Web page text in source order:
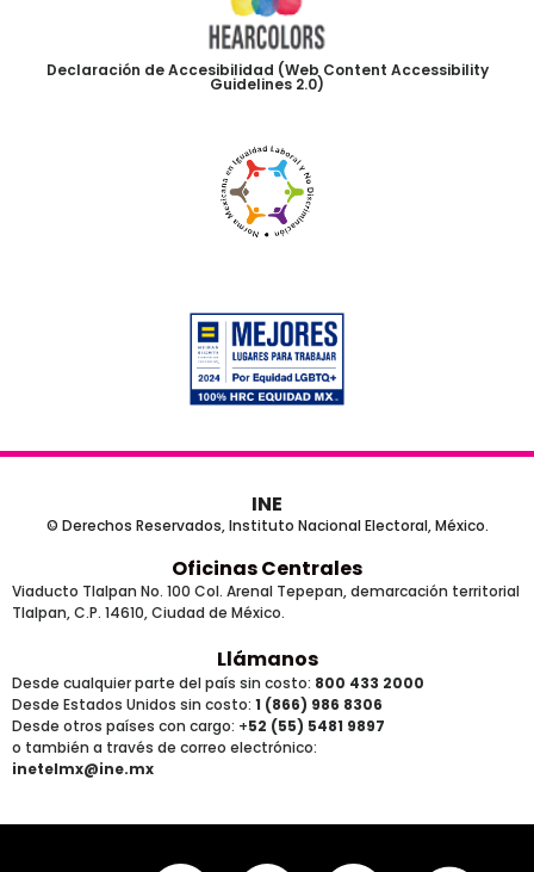
Declaración de Accesibilidad (Web Content Accessibility
Guidelines 2.0)
INE
© Derechos Reservados, Instituto Nacional Electoral, México.
Oficinas Centrales
Viaducto Tlalpan No. 100 Col. Arenal Tepepan, demarcación territorial
Tlalpan, C.P. 14610, Ciudad de México.
Llámanos
Desde cualquier parte del país sin costo: 800 433 2000
Desde Estados Unidos sin costo: 1 (866) 986 8306
Desde otros países con cargo: +52 (55) 5481 9897
o también a través de correo electrónico:
inetelmx@ine.mx